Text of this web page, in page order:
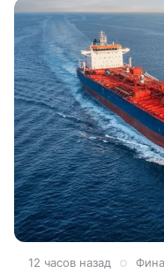
12 часов назад